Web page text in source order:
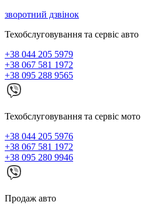
зворотний дзвінок
Техобслуговування та сервіс авто
+38 044 205 5979
+38 067 581 1972
+38 095 288 9565
Техобслуговування та сервіс мото
+38 044 205 5976
+38 067 581 1972
+38 095 280 9946
Продаж авто